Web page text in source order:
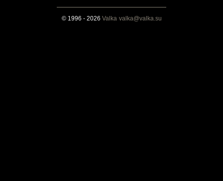
© 1996 - 2026 Valka valka@valka.su